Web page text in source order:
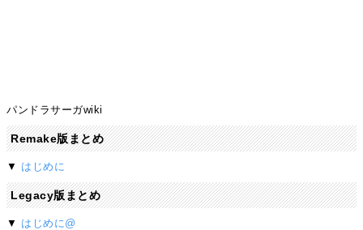
パンドラサーガwiki
Remake版まとめ
▼ はじめに
Legacy版まとめ
▼ はじめに@